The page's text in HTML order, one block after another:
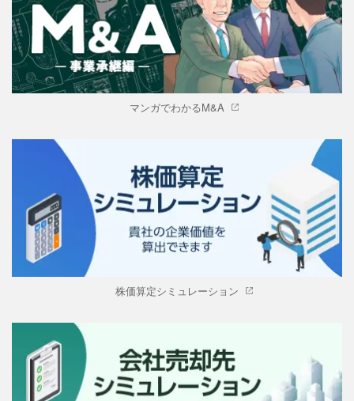
マンガでわかるM&A
株価算定シミュレーション